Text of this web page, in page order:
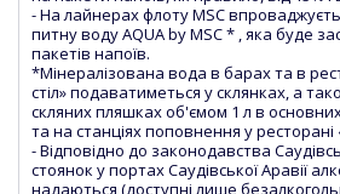
- На лайнерах флоту MSC
питну воду AQUA by MSC * , яка буде
пакетів напоїв.
*Мінералізована вода в барах та в
стіл» подаватиметься у склянках, а
скляних пляшках об'ємом 1 л в
та на станціях поповнення у ресторані
- Відповідно до законодавства
стоянок у портах Саудівської Аравії
надаються (доступні лише